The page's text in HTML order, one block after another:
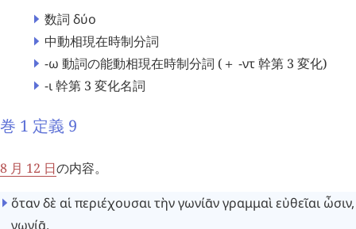
数詞 δύο
中動相現在時制分詞
-ω 動詞の能動相現在時制分詞 (＋ -ντ幹第 3 変化)
-ι幹第 3 変化名詞
巻 1 定義 9
8 月 12 日の内容。
ὅτανδὲ αἱπεριέχουσαιτὴνγωνίᾱνγραμμαὶεὐθεῖαι ὦσιν
γωνίᾱ.